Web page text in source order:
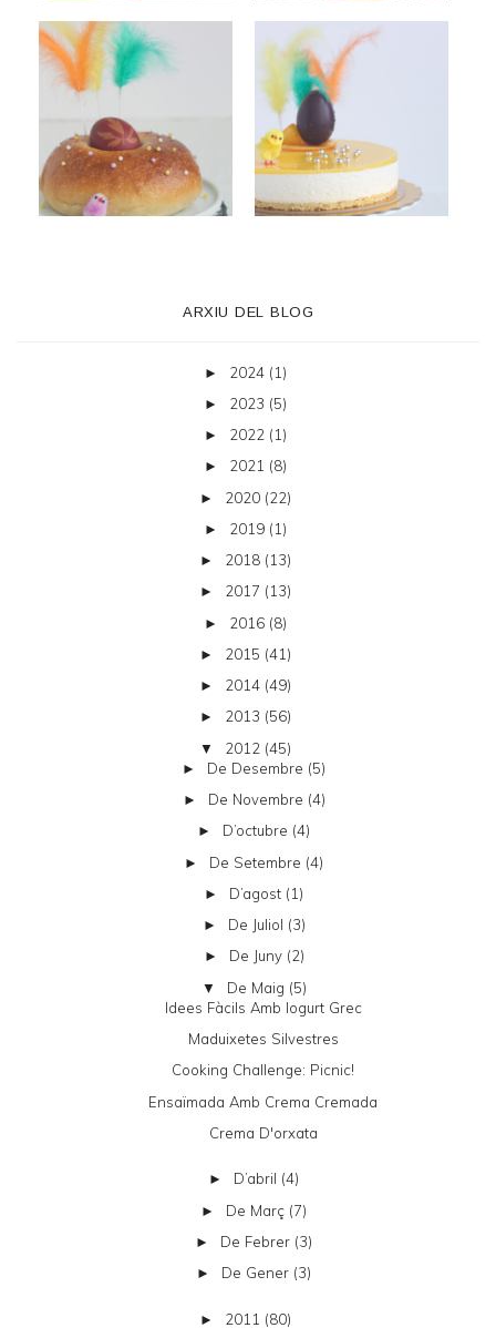
ARXIU DEL BLOG
► 2024 (1)
► 2023 (5)
► 2022 (1)
► 2021 (8)
► 2020 (22)
► 2019 (1)
► 2018 (13)
► 2017 (13)
► 2016 (8)
► 2015 (41)
► 2014 (49)
► 2013 (56)
▼ 2012 (45)
► De Desembre (5)
► De Novembre (4)
► D’octubre (4)
► De Setembre (4)
► D’agost (1)
► De Juliol (3)
► De Juny (2)
▼ De Maig (5)
Idees Fàcils Amb Iogurt Grec
Maduixetes Silvestres
Cooking Challenge: Picnic!
Ensaïmada Amb Crema Cremada
Crema D'orxata
► D’abril (4)
► De Març (7)
► De Febrer (3)
► De Gener (3)
► 2011 (80)